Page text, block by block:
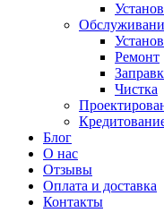
Ремонт
Чистка
Блог
О нас
Отзывы
Оплата и доставка
Контакты